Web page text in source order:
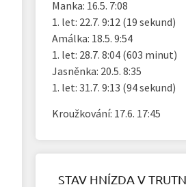
Manka: 16.5. 7:08
1. let: 22.7. 9:12 (19 sekund)
Amálka: 18.5. 9:54
1. let: 28.7. 8:04 (603 minut)
Jasněnka: 20.5. 8:35
1. let: 31.7. 9:13 (94 sekund)
Kroužkování: 17.6. 17:45
STAV HNÍZDA V